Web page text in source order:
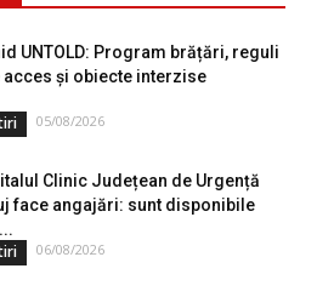
UNTOLD: Program brățări, reguli
acces și obiecte interzise
05/08/2026
Clinic Județean de Urgență
face angajări: sunt disponibile
06/08/2026